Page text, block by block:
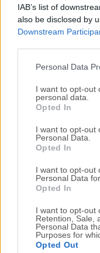
IAB’s list of
also be disclosed by
Downstream
Personal Data
I want to opt-out
personal data.
Opted In
I want to opt-out
Personal Data.
Opted In
I want to opt-out
Personal Data
Opted In
I want to opt-out
Retention, Sale,
Personal Data
Purposes for
Opted Out
Si tienes alguna
con nosotros,
háznoslo saber.